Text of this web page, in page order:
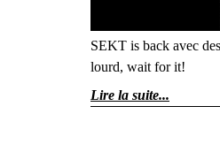
SEKT is back avec
lourd, wait for it!
Lire la suite